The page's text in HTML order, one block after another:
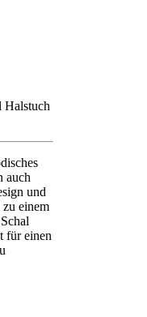
Halstuch
auch
und
einem
für einen